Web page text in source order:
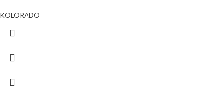
KOLORADO